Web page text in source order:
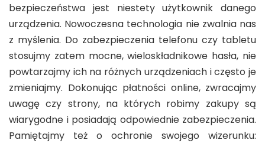
bezpieczeństwa jest niestety użytkownik danego
urządzenia. Nowoczesna technologia nie zwalnia nas
z myślenia. Do zabezpieczenia telefonu czy tabletu
stosujmy zatem mocne, wieloskładnikowe hasła, nie
powtarzajmy ich na różnych urządzeniach i często je
zmieniajmy. Dokonując płatności online, zwracajmy
uwagę czy strony, na których robimy zakupy są
wiarygodne i posiadają odpowiednie zabezpieczenia.
Pamiętajmy też o ochronie swojego wizerunku: